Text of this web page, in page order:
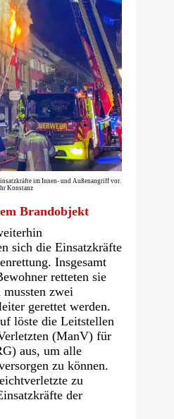
im Innen- und Außenangriff vor.
Konstanz
Brandobjekt
sich die Einsatzkräfte
Insgesamt
retteten sie
mussten zwei
gerettet werden.
löste die Leitstellen
(ManV) für
aus, um alle
zu können.
zu
der